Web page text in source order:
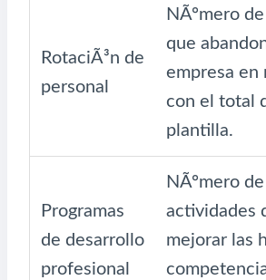
RotaciÃ³n de
personal
NÃºmero
que
empresa en
con el total
plantilla.
Programas
de desarrollo
profesional
NÃºmero
actividades
mejorar las